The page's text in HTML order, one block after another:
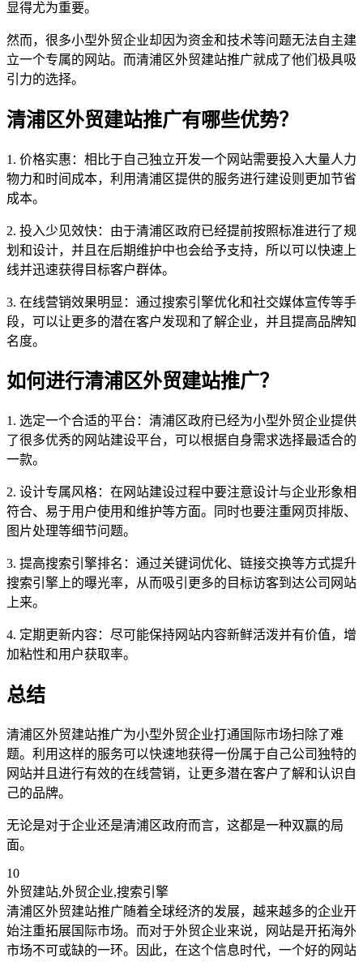
显得尤为重要。
然而，很多小型外贸企业却因为资金和技术等问题无法自主建
立一个专属的网站。而清浦区外贸建站推广就成了他们极具吸
引力的选择。
清浦区外贸建站推广有哪些优势？
1. 价格实惠：相比于自己独立开发一个网站需要投入大量人力
物力和时间成本，利用清浦区提供的服务进行建设则更加节省
成本。
2. 投入少见效快：由于清浦区政府已经提前按照标准进行了规
划和设计，并且在后期维护中也会给予支持，所以可以快速上
线并迅速获得目标客户群体。
3. 在线营销效果明显：通过搜索引擎优化和社交媒体宣传等手
段，可以让更多的潜在客户发现和了解企业，并且提高品牌知
名度。
如何进行清浦区外贸建站推广？
1. 选定一个合适的平台：清浦区政府已经为小型外贸企业提供
了很多优秀的网站建设平台，可以根据自身需求选择最适合的
一款。
2. 设计专属风格：在网站建设过程中要注意设计与企业形象相
符合、易于用户使用和维护等方面。同时也要注重网页排版、
图片处理等细节问题。
3. 提高搜索引擎排名：通过关键词优化、链接交换等方式提升
搜索引擎上的曝光率，从而吸引更多的目标访客到达公司网站
上来。
4. 定期更新内容：尽可能保持网站内容新鲜活泼并有价值，增
加粘性和用户获取率。
总结
清浦区外贸建站推广为小型外贸企业打通国际市场扫除了难
题。利用这样的服务可以快速地获得一份属于自己公司独特的
网站并且进行有效的在线营销，让更多潜在客户了解和认识自
己的品牌。
无论是对于企业还是清浦区政府而言，这都是一种双赢的局
面。
10
外贸建站,外贸企业,搜索引擎
清浦区外贸建站推广随着全球经济的发展，越来越多的企业开
始注重拓展国际市场。而对于外贸企业来说，网站是开拓海外
市场不可或缺的一环。因此，在这个信息时代，一个好的网站